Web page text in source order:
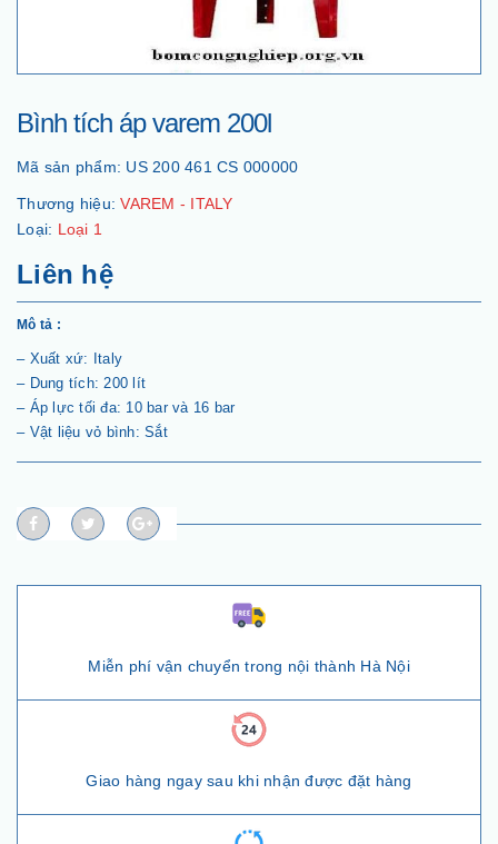
Bình tích áp varem 200l
Mã sản phẩm: US 200 461 CS 000000
Thương hiệu:VAREM - ITALY
Loại: Loại 1
Liên hệ
Mô tả :
– Xuất xứ: Italy
– Dung tích: 200 lít
– Áp lực tối đa: 10 bar và 16 bar
– Vật liệu vỏ bình: Sắt
Miễn phí vận chuyển trong nội thành Hà Nội
Giao hàng ngay sau khi nhận được đặt hàng